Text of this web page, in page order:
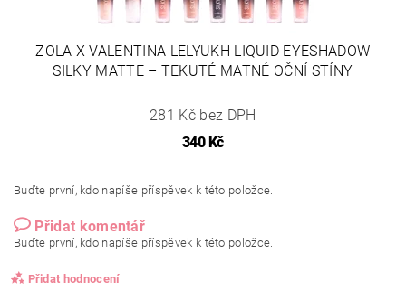
ZOLA X VALENTINA LELYUKH LIQUID EYESHADOW
SILKY MATTE – TEKUTÉ MATNÉ OČNÍ STÍNY
281 Kč bez DPH
340 Kč
Buďte první, kdo napíše příspěvek k této položce.
Přidat komentář
Buďte první, kdo napíše příspěvek k této položce.
Přidat hodnocení